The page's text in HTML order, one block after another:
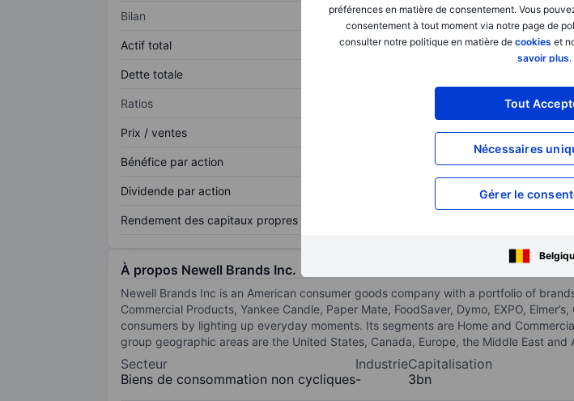
préférences en matière de consentement. Vous
consentement à tout moment via notre page de
consulter notre politique en matière de cookies et
savoir plus.
Tout
Nécessaires
Gérer le
Bilan
Actif total
Dette totale
Ratios
Prix / ventes
Bénéfice par action
Dividende par action
Rendement des capitaux propres
Ouvrir
À propos Newell Brands Inc.
Newell Brands Inc is an American consumer goods company with a portfolio of
Commercial Products, Yankee Candle, Paper Mate, FoodSaver, Dymo, EXPO,
consumers by lighting up everyday moments. Its segments are Home and
group geographic areas are the United States, Canada, Europe, the Middle East and
Secteur
Biens de consommation non cycliques
Industrie
-
Capitalisation
3bn